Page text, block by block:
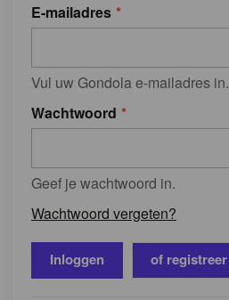
E-mailadres
Vul uw Gondola e-mailadres in.
Wachtwoord
Geef je wachtwoord in.
Wachtwoord vergeten?
of registreer